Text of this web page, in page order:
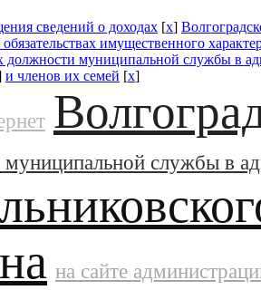
сведений о доходах [x]
имущественного
муниципальной службы в
и членов их семей [x]
службы в
на сайте